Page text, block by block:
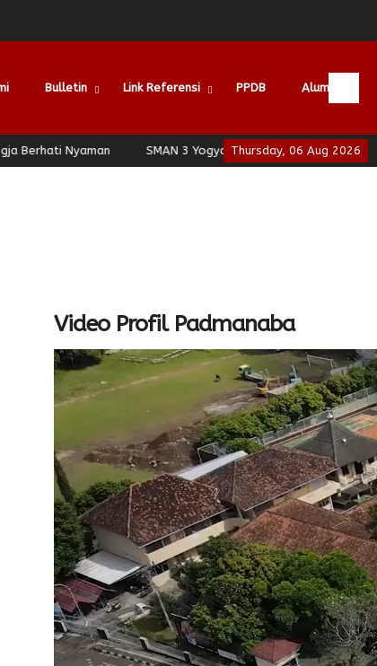
Bulletin Link Referensi PPDB Alumni
Thursday, 06 Aug 2026
Nyaman SMAN 3 Yogyakarta - School of Leadership -
Video Profil Padmanaba